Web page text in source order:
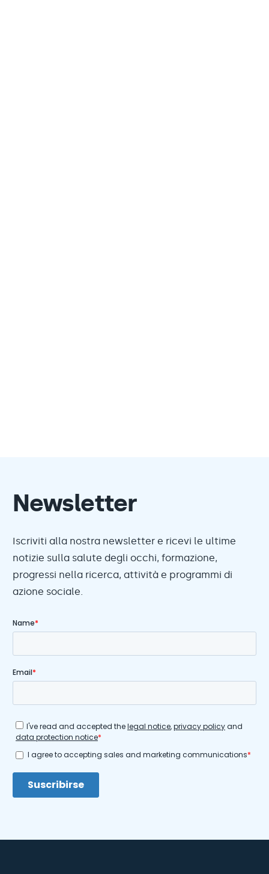
Newsletter
Iscriviti alla nostra newsletter e ricevi le ultime
notizie sulla salute degli occhi, formazione,
progressi nella ricerca, attività e programmi di
azione sociale.